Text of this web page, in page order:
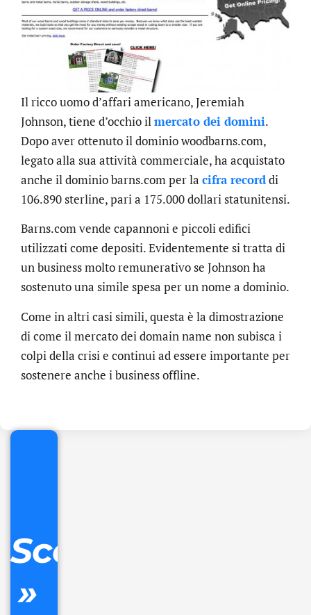
Il ricco uomo d’affari americano, Jeremiah
Johnson, tiene d’occhio ilmercato dei domini.
Dopo aver ottenuto il dominio woodbarns.com,
legato alla sua attività commerciale, ha acquistato
anche il dominio barns.com per la cifra recorddi
106.890 sterline, pari a 175.000 dollari statunitensi.
Barns.com vende capannoni e piccoli edifici
utilizzati come depositi. Evidentemente si tratta di
un business molto remunerativo se Johnson ha
sostenuto una simile spesa per un nome a dominio.
Come in altri casi simili, questa è la dimostrazione
di come il mercato dei domain name non subisca i
colpi della crisi e continui ad essere importante per
sostenere anche i business offline.
Scopri
»
.online